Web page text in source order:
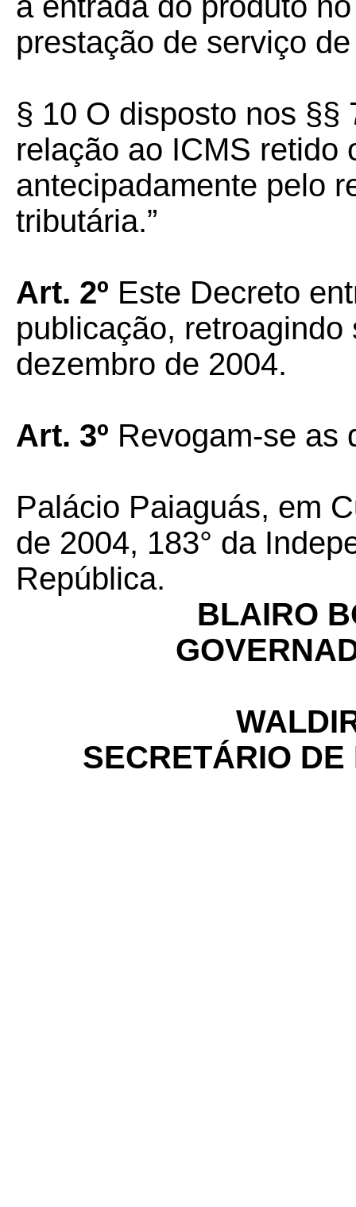
prestação de serviço
§ 10 O disposto nos §§
relação ao ICMS retido
antecipadamente pelo
tributária.”
Art. 2º Este Decreto
publicação, retroagindo
dezembro de 2004.
Art. 3º Revogam-se as
Palácio Paiaguás, em
de 2004, 183° da
República.
BLAIRO
SECRETÁRIO